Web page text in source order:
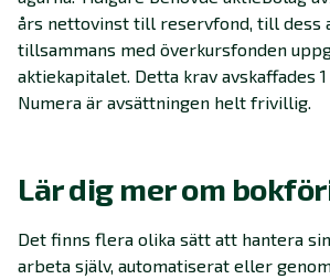
års nettovinst till reservfond, till dess
tillsammans med överkursfonden
aktiekapitalet. Detta krav avskaffades 1
Numera är avsättningen helt frivillig.
Lär dig mer om
Det finns flera olika sätt att hantera
arbeta själv, automatiserat eller